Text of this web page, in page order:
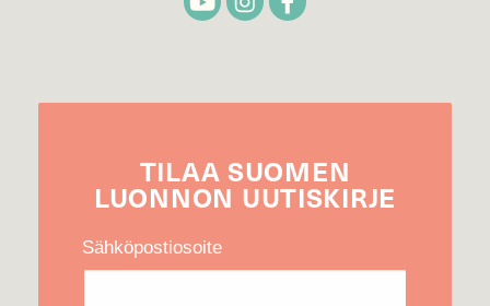
TILAA SUOMEN
LUONNON UUTIS­KIRJE
Sähköpostiosoite